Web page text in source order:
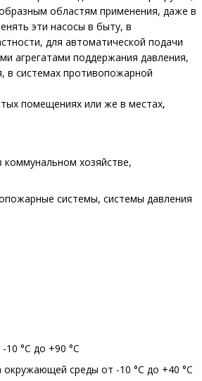
областям применения, даже в
эти насосы в быту, в
для автоматической подачи
агрегатами поддержания давления,
в системах противопожарной
помещениях или же в местах,
хозяйстве,
cистемы, cистемы давления
°C до +90 °C
среды от -10 °C до +40 °C